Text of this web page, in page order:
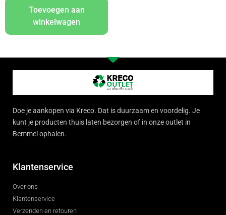
Toevoegen aan
winkelwagen
Doe je aankopen via Kreco. Dat is duurzaam en voordelig. Je
kunt je producten thuis laten bezorgen of in onze outlet in
Bemmel ophalen.
Klantenservice
Over ons
Klantenservice
Verzenden en retouren